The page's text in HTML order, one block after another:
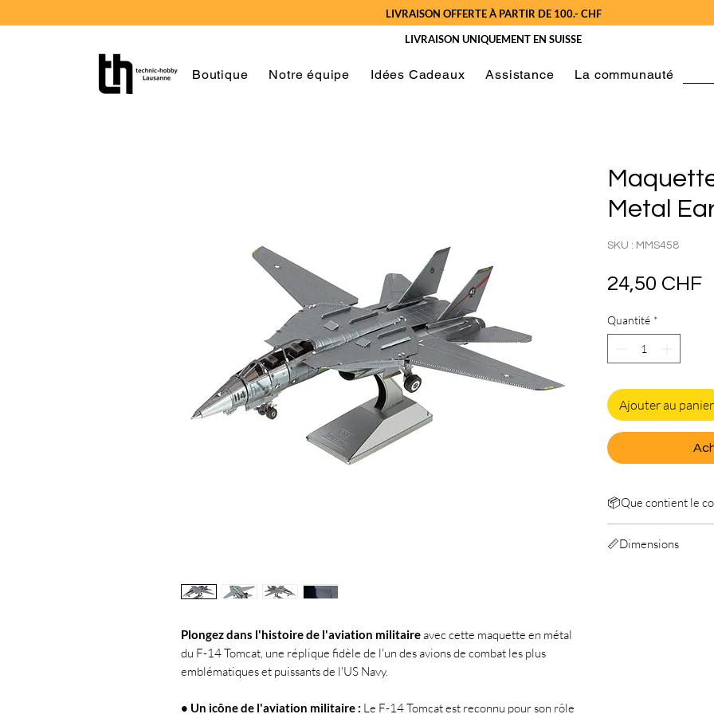
LIVRAISON OFFERTE À PARTIR DE 100.- CHF
LIVRAISON UNIQUEMENT EN SUISSE
Boutique Notre équipe Idées Cadeaux Assistance La communauté
Plongez dans l'histoire de l'aviation militaireavec cette maquette en métal
du F-14 Tomcat, une réplique fidèle de l'un des avions de combat les plus
emblématiques et puissants de l'US Navy.
• Un icône de l'aviation militaire : Le F-14 Tomcat est reconnu pour son rôle
Metal
SKU : MMS458
24,50 CHF
Quantité *
Ajouter au panier
📦Que contient le
Manuel
📏Dimensions